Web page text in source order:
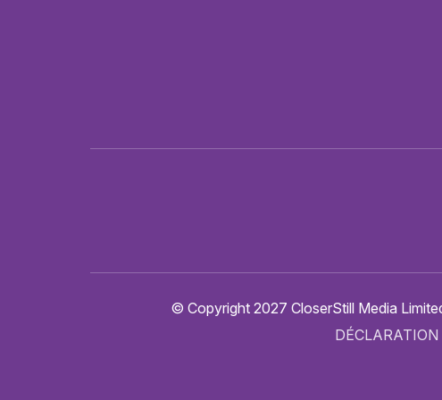
© Copyright 2027 CloserStill Media